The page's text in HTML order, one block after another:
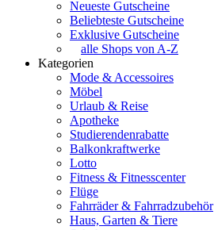
Neueste Gutscheine
Beliebteste Gutscheine
Exklusive Gutscheine
alle Shops von A-Z
Kategorien
Mode & Accessoires
Möbel
Urlaub & Reise
Apotheke
Studierendenrabatte
Balkonkraftwerke
Lotto
Fitness & Fitnesscenter
Flüge
Fahrräder & Fahrradzubehör
Haus, Garten & Tiere